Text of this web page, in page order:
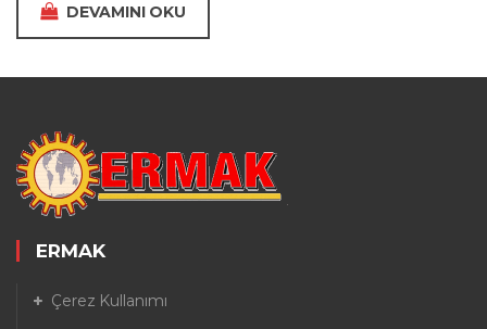
DEVAMINI OKU
ERMAK
Çerez Kullanımı